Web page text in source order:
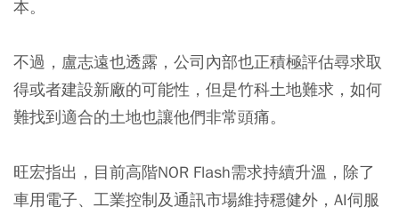
本。
不過，盧志遠也透露，公司內部也正積極評估尋求取
得或者建設新廠的可能性，但是竹科土地難求，如何
難找到適合的土地也讓他們非常頭痛。
旺宏指出，目前高階NOR Flash需求持續升溫，除了
車用電子、工業控制及通訊市場維持穩健外，AI伺服